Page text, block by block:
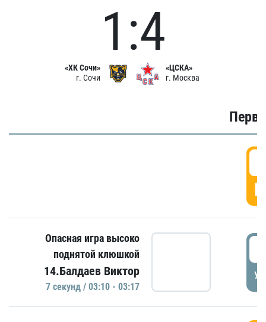
«ХК Сочи»
г. Сочи
1:4
«ЦСКА»
г. Москва
Опасная игра высоко
поднятой клюшкой
14.Балдаев Виктор
7 секунд / 03:10 - 03:17